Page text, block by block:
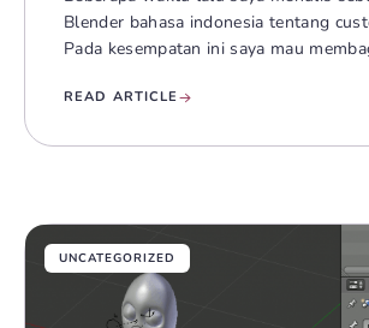
Blender bahasa indonesia tentang
Pada kesempatan ini saya mau
READ ARTICLE
UNCATEGORIZED